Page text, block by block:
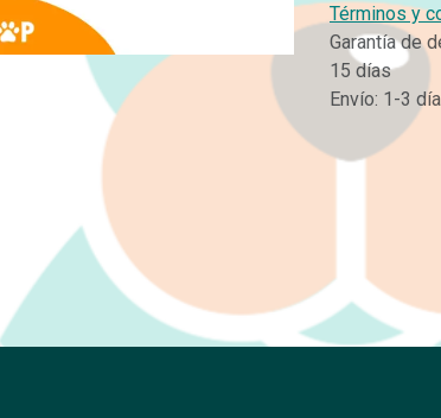
Términos y
Garantía de
15 días
Envío: 1-3